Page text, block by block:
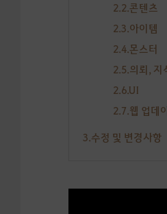
2.2.콘텐츠
2.3.아이템
2.4.몬스터
2.5.의뢰, 지
2.6.UI
2.7.웹 업데
3.수정 및 변경사항